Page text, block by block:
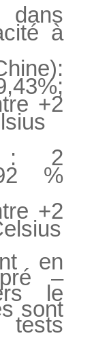
dans
à
+2
: 2
%
+2
en
–
le
sont